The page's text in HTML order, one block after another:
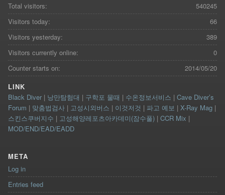
540245
Total visitors:
66
Visitors today:
389
Visitors yesterday:
0
Visitors currently online:
2014/05/20
Counter starts on:
LINK
Black Diver| 낭만탐험대 | 구학포 물때 | 수온정보서비스 | Cave Diver’s
Forum | 맞춤법검사| 고성시외버스 | 이것저것 | 파고 예보 | X-Ray Mag|
스킨스쿠버지수 | 고성해양레포츠아카데미(잠수풀)| CCR Mix |
MOD/END/EAD/EADD
META
Log in
Entries feed